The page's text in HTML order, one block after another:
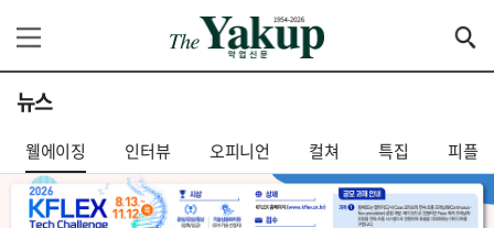
뉴스
웰에이징 인터뷰 오피니언 컬쳐 특집 피플